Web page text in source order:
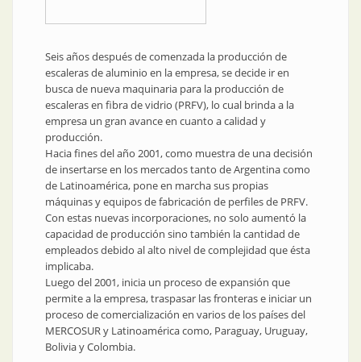
Seis años después de comenzada la producción de
escaleras de aluminio en la empresa, se decide ir en
busca de nueva maquinaria para la producción de
escaleras en fibra de vidrio (PRFV), lo cual brinda a la
empresa un gran avance en cuanto a calidad y
producción.
Hacia fines del año 2001, como muestra de una decisión
de insertarse en los mercados tanto de Argentina como
de Latinoamérica, pone en marcha sus propias
máquinas y equipos de fabricación de perfiles de PRFV.
Con estas nuevas incorporaciones, no solo aumentó la
capacidad de producción sino también la cantidad de
empleados debido al alto nivel de complejidad que ésta
implicaba.
Luego del 2001, inicia un proceso de expansión que
permite a la empresa, traspasar las fronteras e iniciar un
proceso de comercialización en varios de los países del
MERCOSUR y Latinoamérica como, Paraguay, Uruguay,
Bolivia y Colombia.